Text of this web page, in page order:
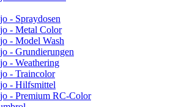
- Spraydosen
- Metal Color
- Model Wash
- Grundierungen
- Weathering
- Traincolor
- Hilfsmittel
- Premium RC-Color